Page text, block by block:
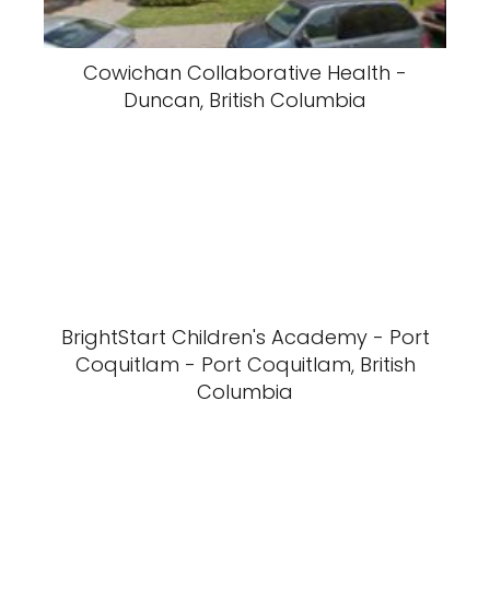
Cowichan Collaborative Health -
Duncan, British Columbia
BrightStart Children's Academy - Port
Coquitlam - Port Coquitlam, British
Columbia